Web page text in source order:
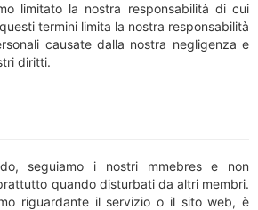
limitato la nostra responsabilità di cui
termini limita la nostra responsabilità
causate dalla nostra negligenza e
diritti.
seguiamo i nostri mmebres e non
quando disturbati da altri membri.
riguardante il servizio o il sito web, è